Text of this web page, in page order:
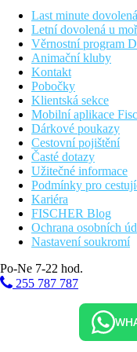
Tyto pokoje mají
výhled na Rua da
pokoje mají balkon.
Nespresso,
koupelna se
pantofle, žehlicí set a
Rodinný pokoj
Tyto pokoje mají dvě
velikost King a
Correeiros.
ložnic. Některé z
kávovar Nespresso,
skříň, koupelna se
župan, pantofle,
Výhodná poloha
kulturněhistorických i
Ubytování je
Last minute dovolená
Letní dovolená u
Věrnostní program
Animační kluby
Kontakt
Pobočky
Klientská sekce
Mobilní aplikace
Dárkové poukazy
Cestovní pojištění
Časté dotazy
Užitečné informace
Podmínky pro
Kariéra
FISCHER Blog
Ochrana osobních
Nastavení soukromí
Po-Ne 7-22 hod.
255 787 787